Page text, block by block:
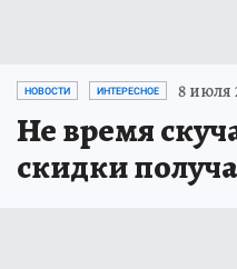
НОВОСТИ ИНТЕРЕСНОЕ 8 июля
Не время
скидки